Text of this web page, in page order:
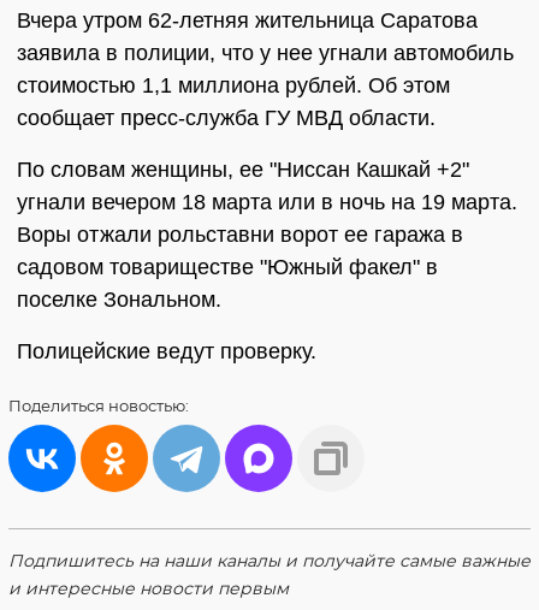
Вчера утром 62-летняя жительница Саратова
заявила в полиции, что у нее угнали автомобиль
стоимостью 1,1 миллиона рублей. Об этом
сообщает пресс-служба ГУ МВД области.
По словам женщины, ее "Ниссан Кашкай +2"
угнали вечером 18 марта или в ночь на 19 марта.
Воры отжали рольставни ворот ее гаража в
садовом товариществе "Южный факел" в
поселке Зональном.
Полицейские ведут проверку.
Поделиться новостью:
Подпишитесь на наши каналы и получайте самые важные
и интересные новости первым